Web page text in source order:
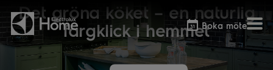
Boka möte
Det gröna köket – en naturlig
färgklick i hemmet